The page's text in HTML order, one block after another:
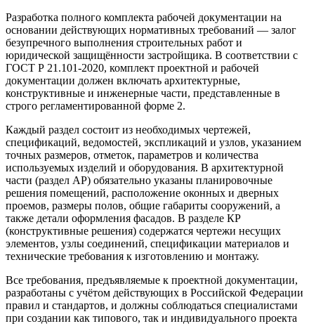
Разработка полного комплекта рабочей документации на
основании действующих нормативных требований — залог
безупречного выполнения строительных работ и
юридической защищённости застройщика. В соответствии с
ГОСТ Р 21.101-2020, комплект проектной и рабочей
документации должен включать архитектурные,
конструктивные и инженерные части, представленные в
строго регламентированной форме 2.
Каждый раздел состоит из необходимых чертежей,
спецификаций, ведомостей, экспликаций и узлов, указанием
точных размеров, отметок, параметров и количества
используемых изделий и оборудования. В архитектурной
части (раздел АР) обязательно указаны планировочные
решения помещений, расположение оконных и дверных
проемов, размеры полов, общие габариты сооружений, а
также детали оформления фасадов. В разделе КР
(конструктивные решения) содержатся чертежи несущих
элементов, узлы соединений, спецификации материалов и
технические требования к изготовлению и монтажу.
Все требования, предъявляемые к проектной документации,
разработаны с учётом действующих в Российской Федерации
правил и стандартов, и должны соблюдаться специалистами
при создании как типового, так и индивидуального проекта